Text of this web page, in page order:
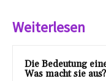
Weiterlesen
Die Bedeutung
Was macht sie aus?